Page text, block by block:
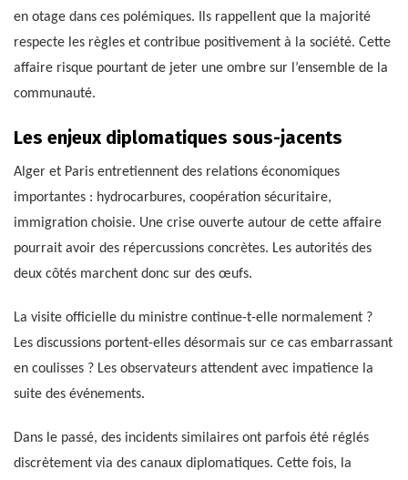
en otage dans ces polémiques. Ils rappellent que la majorité
respecte les règles et contribue positivement à la société. Cette
affaire risque pourtant de jeter une ombre sur l’ensemble de la
communauté.
Les enjeux diplomatiques sous-jacents
Alger et Paris entretiennent des relations économiques
importantes : hydrocarbures, coopération sécuritaire,
immigration choisie. Une crise ouverte autour de cette affaire
pourrait avoir des répercussions concrètes. Les autorités des
deux côtés marchent donc sur des œufs.
La visite officielle du ministre continue-t-elle normalement ?
Les discussions portent-elles désormais sur ce cas embarrassant
en coulisses ? Les observateurs attendent avec impatience la
suite des événements.
Dans le passé, des incidents similaires ont parfois été réglés
discrètement via des canaux diplomatiques. Cette fois, la